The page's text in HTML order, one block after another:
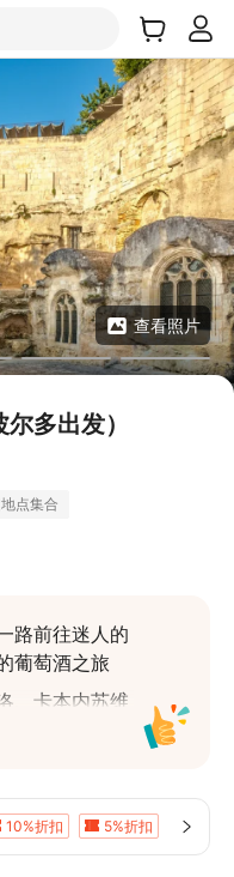
查看照片
多出发）
点集合
路前往迷人的
葡萄酒之旅
、卡本内苏维
，了解其丰富
10%折扣
5%折扣
CNY1,687.0享5%折扣